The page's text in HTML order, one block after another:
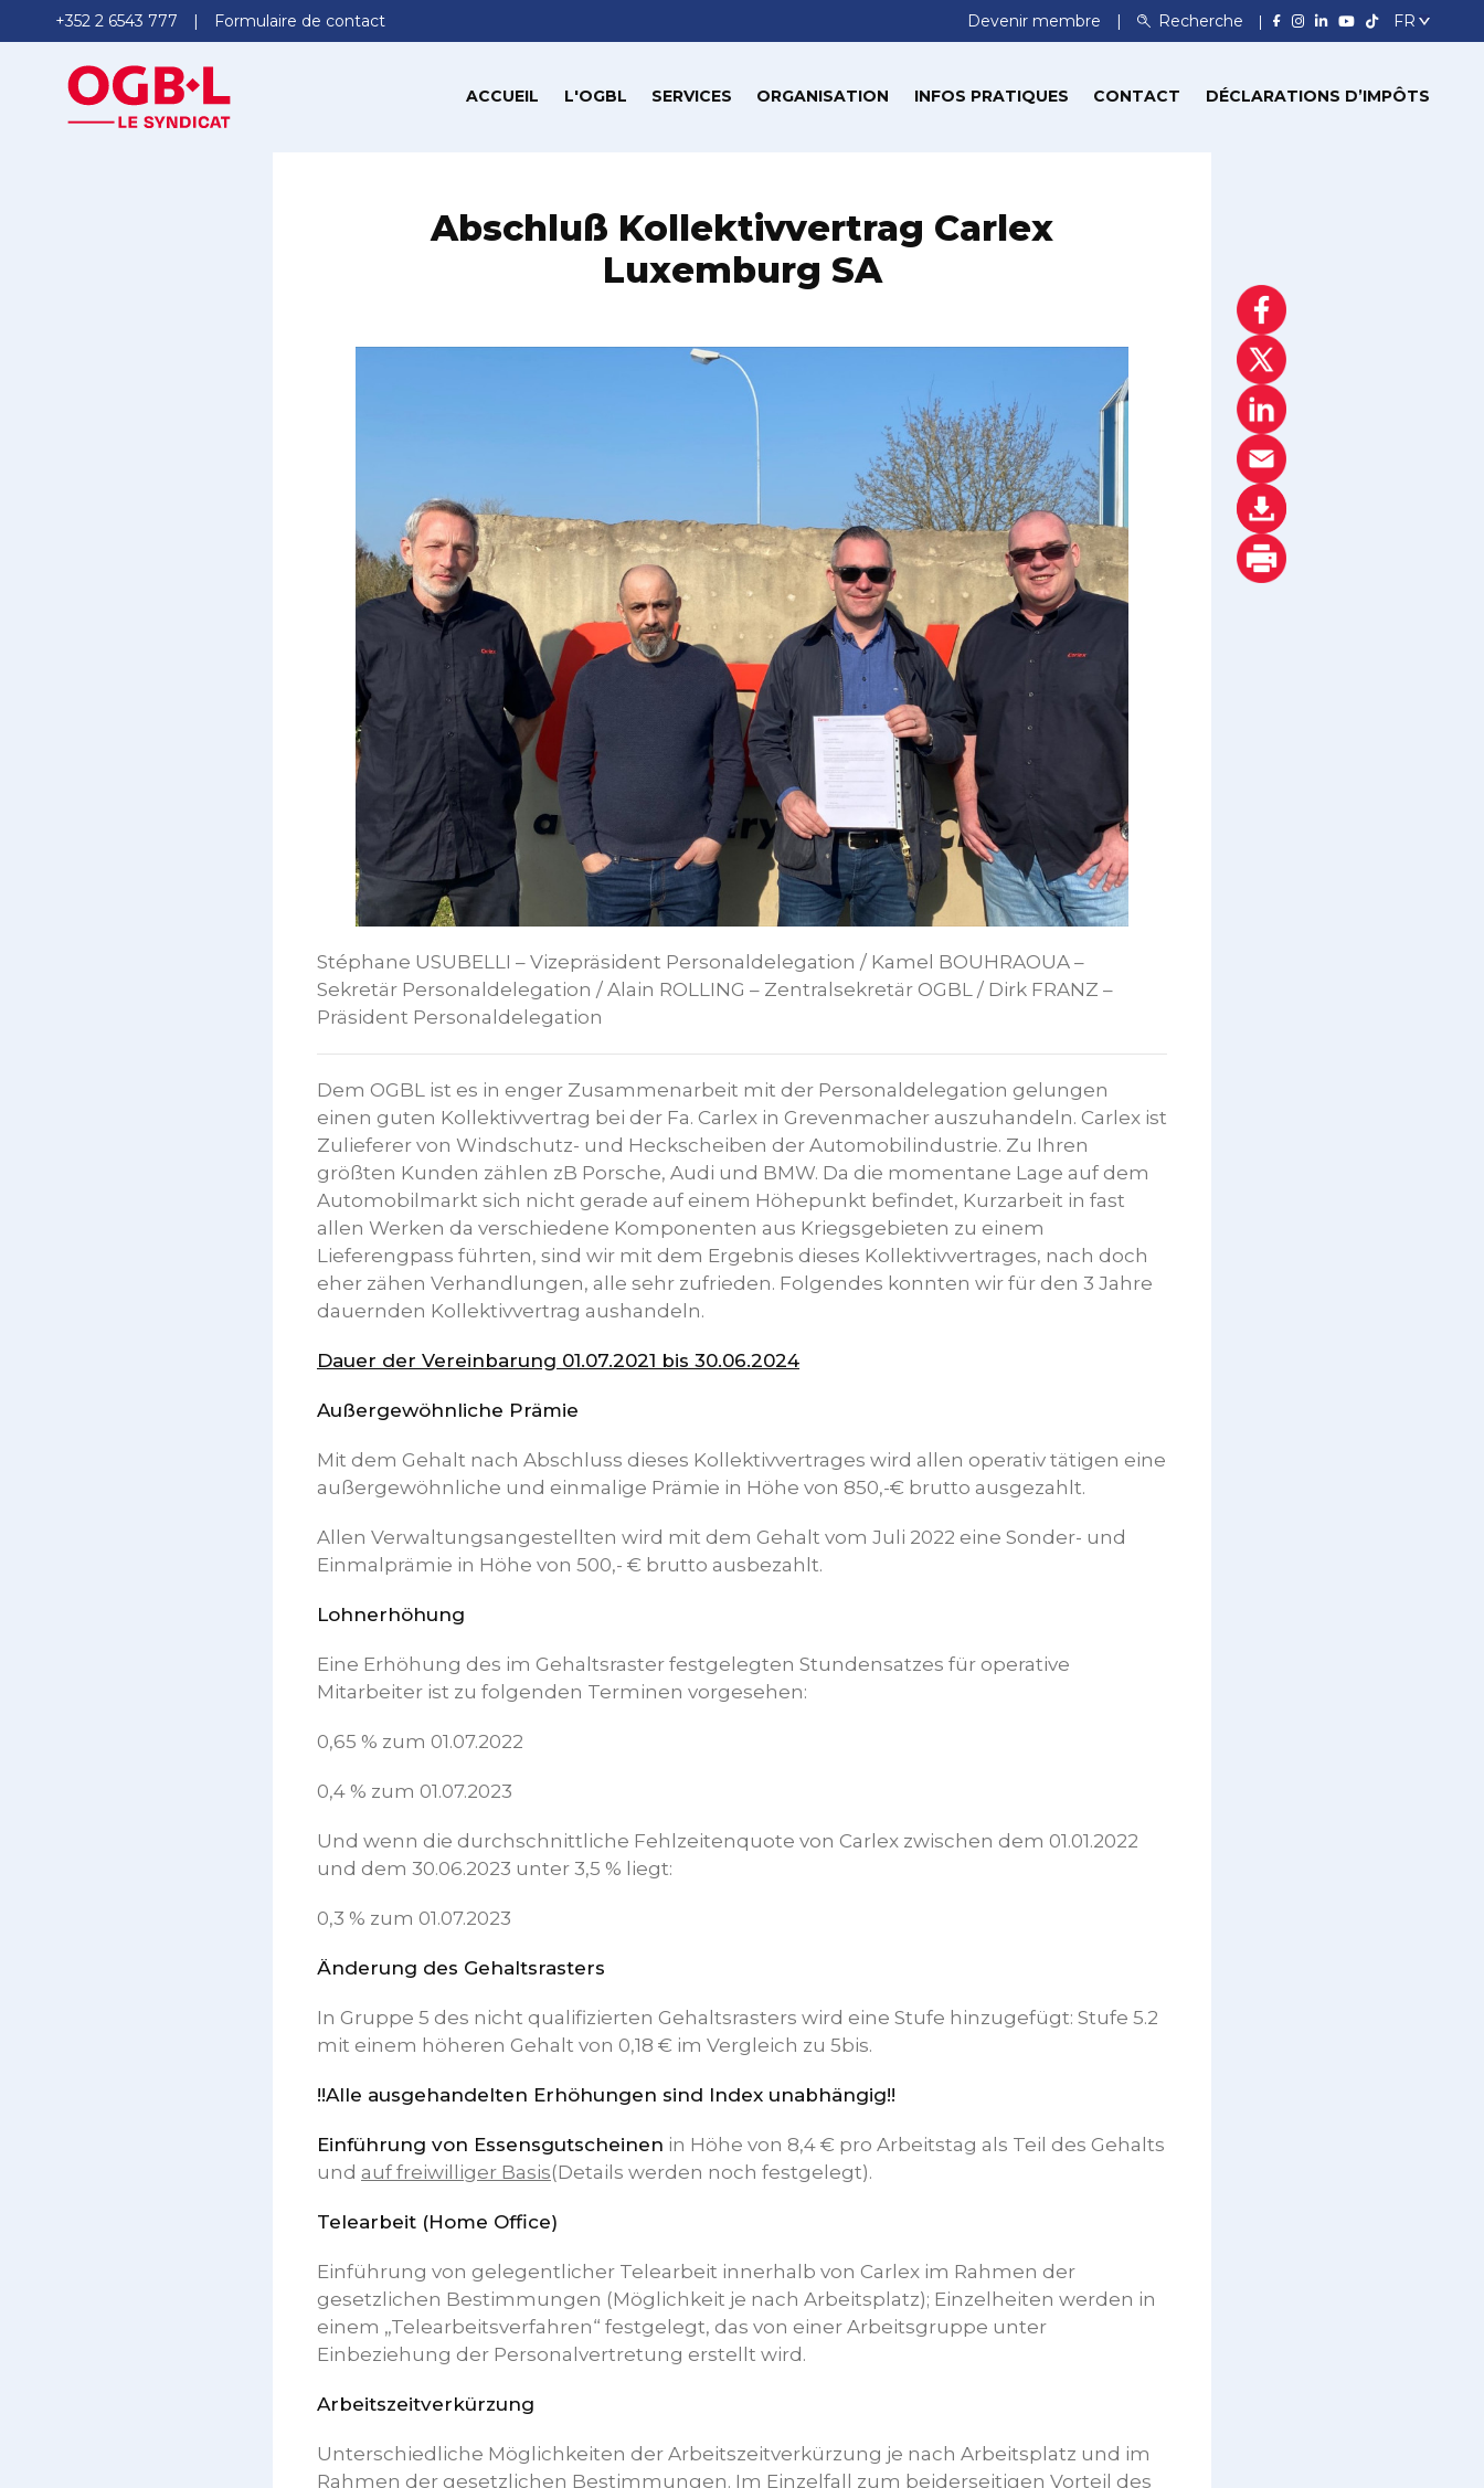
+352 2 6543 777 Formulaire de contact Devenir membre Recherche
ACCUEIL L'OGBL SERVICES ORGANISATION INFOS PRATIQUES CONTACT DÉCLARATIONS D’IMPÔTS
Abschluß Kollektivvertrag Carlex
Luxemburg SA
Stéphane USUBELLI – Vizepräsident Personaldelegation / Kamel BOUHRAOUA –
Sekretär Personaldelegation / Alain ROLLING – Zentralsekretär OGBL / Dirk FRANZ –
Präsident Personaldelegation
Dem OGBL ist es in enger Zusammenarbeit mit der Personaldelegation gelungen
einen guten Kollektivvertrag bei der Fa. Carlex in Grevenmacher auszuhandeln. Carlex ist
Zulieferer von Windschutz- und Heckscheiben der Automobilindustrie. Zu Ihren
größten Kunden zählen zB Porsche, Audi und BMW. Da die momentane Lage auf dem
Automobilmarkt sich nicht gerade auf einem Höhepunkt befindet, Kurzarbeit in fast
allen Werken da verschiedene Komponenten aus Kriegsgebieten zu einem
Lieferengpass führten, sind wir mit dem Ergebnis dieses Kollektivvertrages, nach doch
eher zähen Verhandlungen, alle sehr zufrieden. Folgendes konnten wir für den 3 Jahre
dauernden Kollektivvertrag aushandeln.
Dauer der Vereinbarung 01.07.2021 bis 30.06.2024
Außergewöhnliche Prämie
Mit dem Gehalt nach Abschluss dieses Kollektivvertrages wird allen operativ tätigen eine
außergewöhnliche und einmalige Prämie in Höhe von 850,-€ brutto ausgezahlt.
Allen Verwaltungsangestellten wird mit dem Gehalt vom Juli 2022 eine Sonder- und
Einmalprämie in Höhe von 500,- € brutto ausbezahlt.
Lohnerhöhung
Eine Erhöhung des im Gehaltsraster festgelegten Stundensatzes für operative
Mitarbeiter ist zu folgenden Terminen vorgesehen:
0,65 % zum 01.07.2022
0,4 % zum 01.07.2023
Und wenn die durchschnittliche Fehlzeitenquote von Carlex zwischen dem 01.01.2022
und dem 30.06.2023 unter 3,5 % liegt:
0,3 % zum 01.07.2023
Änderung des Gehaltsrasters
In Gruppe 5 des nicht qualifizierten Gehaltsrasters wird eine Stufe hinzugefügt: Stufe 5.2
mit einem höheren Gehalt von 0,18 € im Vergleich zu 5bis.
!!Alle ausgehandelten Erhöhungen sind Index unabhängig!!
Einführung von Essensgutscheinen in Höhe von 8,4 € pro Arbeitstag als Teil des Gehalts
und auf freiwilliger Basis(Details werden noch festgelegt).
Telearbeit (Home Office)
Einführung von gelegentlicher Telearbeit innerhalb von Carlex im Rahmen der
gesetzlichen Bestimmungen (Möglichkeit je nach Arbeitsplatz); Einzelheiten werden in
einem „Telearbeitsverfahren“ festgelegt, das von einer Arbeitsgruppe unter
Einbeziehung der Personalvertretung erstellt wird.
Arbeitszeitverkürzung
Unterschiedliche Möglichkeiten der Arbeitszeitverkürzung je nach Arbeitsplatz und im
Rahmen der gesetzlichen Bestimmungen. Im Einzelfall zum beiderseitigen Vorteil des